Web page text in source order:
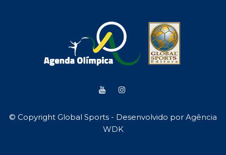
© Copyright Global Sports - Desenvolvido por Agência
WDK